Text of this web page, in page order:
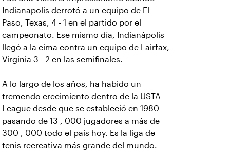
Indianapolis derrotó a un equipo de El
Paso, Texas, 4 - 1 en el partido por el
campeonato. Ese mismo día, Indianápolis
llegó a la cima contra un equipo de Fairfax,
Virginia 3 - 2 en las semifinales.
A lo largo de los años, ha habido un
tremendo crecimiento dentro de la USTA
League desde que se estableció en 1980
pasando de 13 , 000 jugadores a más de
300 , 000 todo el país hoy. Es la liga de
tenis recreativa más grande del mundo.